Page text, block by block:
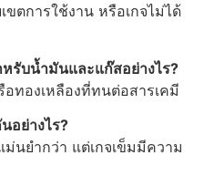
ขตการใช้งาน หรือเกจไม่ได้
หรับน้ำมันและแก๊สอย่างไร?
ทองเหลืองที่ทนต่อสารเคมี
อย่างไร?
นยำกว่า แต่เกจเข็มมีความ